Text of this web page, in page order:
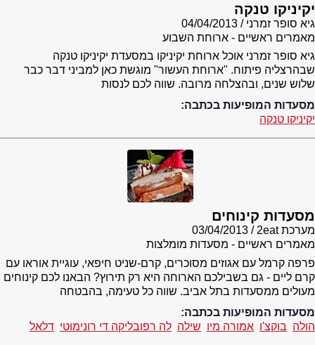
יקיניקו טנקה
גיא סופר זמרני
04/04/2013
מאמרים ראשיים - ארוחת השבוע
גיא סופר זמרני אוכל ארוחת יקיניקו במסעדת יקיניקו טנקה
שבהרצליה פיתוח. "ארוחת העשור" מוגשת כאן למביני דבר כבר
שלוש שנים, ובהצלחה מרובה. שווה לכם לנסות
מסעדות המופיעות בכתבה:
יקיניקו טנקה
מסעדות קינוחים
מערכת 2eat
03/04/2013
מאמרים ראשיים - מסעדות מומלצות
פרפה קרמל עם אגוזים מסוכרים, קרם-שניט חיפאי, עוגיית אוראו עם
קרם ליים - גם בשבילכם הארוחה היא רק תירוץ? הבאנו לכם קינוחים
מעולים ממסעדות בתל אביב. שווה כל טעימה, בהבטחה
מסעדות המופיעות בכתבה:
הולה בוקצ'ו אמורה מיו שילה לה רפובליקה די רונימוטי דלאל